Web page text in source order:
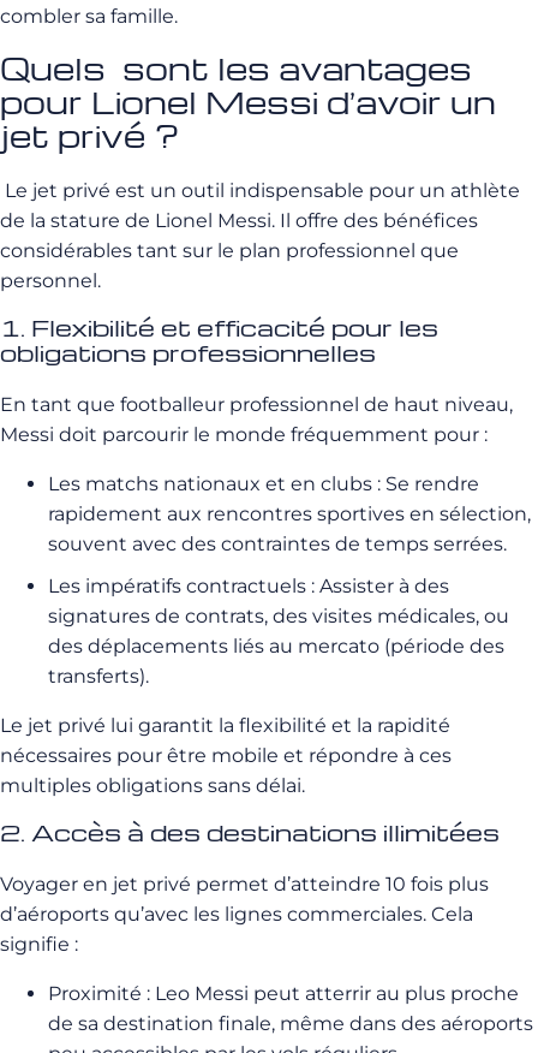
combler sa famille.
Quels sont les avantages
pour Lionel Messi d’avoir un
jet privé ?
Le jet privé est un outil indispensable pour un athlète
de la stature de Lionel Messi. Il offre des bénéfices
considérables tant sur le plan professionnel que
personnel.
1. Flexibilité et efficacité pour les
obligations professionnelles
En tant que footballeur professionnel de haut niveau,
Messi doit parcourir le monde fréquemment pour :
Les matchs nationaux et en clubs : Se rendre
rapidement aux rencontres sportives en sélection,
souvent avec des contraintes de temps serrées.
Les impératifs contractuels : Assister à des
signatures de contrats, des visites médicales, ou
des déplacements liés au mercato (période des
transferts).
Le jet privé lui garantit la flexibilité et la rapidité
nécessaires pour être mobile et répondre à ces
multiples obligations sans délai.
2. Accès à des destinations illimitées
Voyager en jet privé permet d’atteindre 10 fois plus
d’aéroports qu’avec les lignes commerciales. Cela
signifie :
Proximité : Leo Messi peut atterrir au plus proche
de sa destination finale, même dans des aéroports